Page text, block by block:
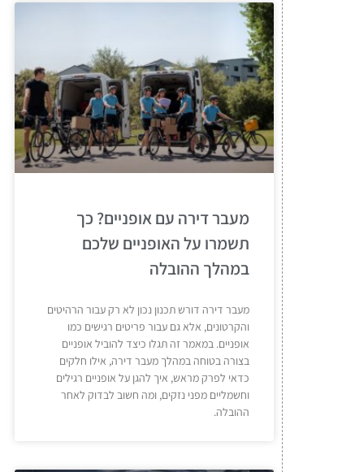
מעבר דירה עם אופניים? כך
תשמרו על האופניים שלכם
במהלך ההובלה
מעבר דירה דורש תכנון נכון לא רק עבור הרהיטים
והקרטונים, אלא גם עבור פריטים רגישים כמו
אופניים. במאמר זה תגלו כיצד להוביל אופניים
בצורה בטוחה במהלך מעבר דירה, אילו חלקים
כדאי לפרק מראש, איך להגן על אופניים רגילים
וחשמליים מפני נזקים, ומה חשוב לבדוק לאחר
ההובלה.